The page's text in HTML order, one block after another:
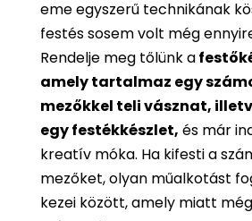
eme egyszerű technikának
festés sosem volt még
Rendelje meg tőlünk a
amely tartalmaz egy
mezőkkel teli vásznat,
egy festékkészlet, és már
kreatív móka. Ha kifesti a
mezőket, olyan műalkotást
kezei között, amely miatt